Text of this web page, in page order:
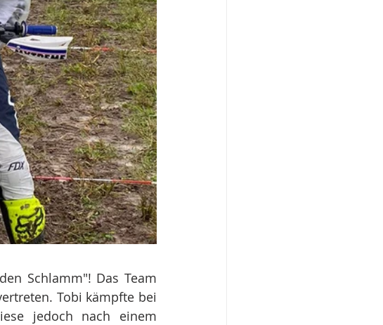
Schlamm"! Das Team
Tobi kämpfte bei
jedoch nach einem